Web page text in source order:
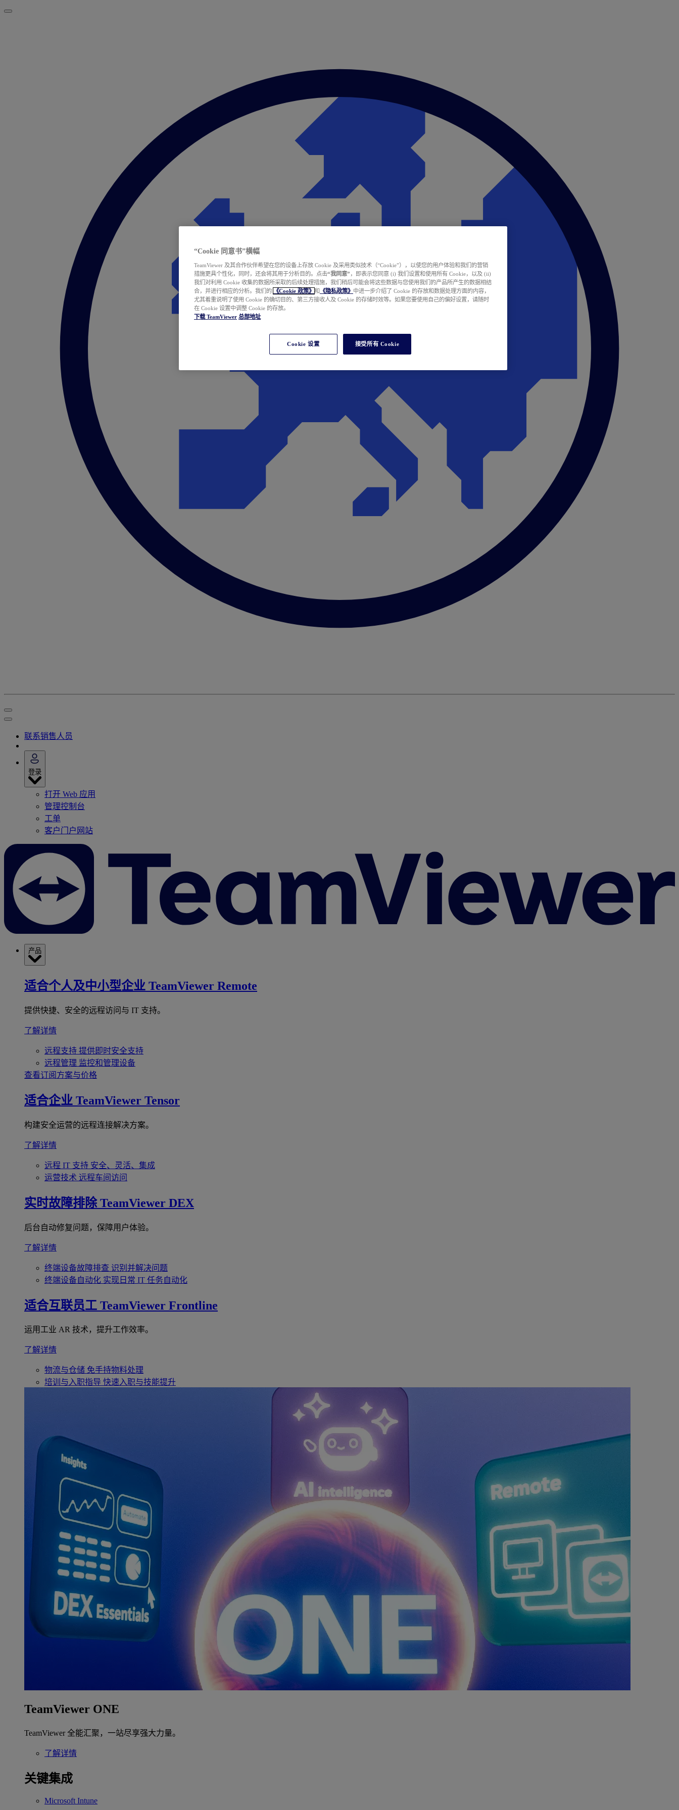
联系销售人员
登录
打开 Web 应用
管理控制台
工单
客户门户网站
产品
适合个人及中小型企业 TeamViewer Remote
提供快捷、安全的远程访问与 IT 支持。
了解详情
远程支持 提供即时安全支持
远程管理 监控和管理设备
查看订阅方案与价格
适合企业 TeamViewer Tensor
构建安全运营的远程连接解决方案。
了解详情
远程 IT 支持 安全、灵活、集成
运营技术 远程车间访问
实时故障排除 TeamViewer DEX
后台自动修复问题，保障用户体验。
了解详情
终端设备故障排查 识别并解决问题
终端设备自动化 实现日常 IT 任务自动化
适合互联员工 TeamViewer Frontline
运用工业 AR 技术，提升工作效率。
了解详情
物流与仓储 免手持物料处理
培训与入职指导 快速入职与技能提升
TeamViewer ONE
TeamViewer 全能汇聚，一站尽享强大力量。
了解详情
关键集成
Microsoft Intune
“Cookie 同意书”横幅
TeamViewer 及其合作伙伴希望在您的设备上存放 Cookie 及采用类似技术（“Cookie”），以使您的用户体验和我们的营销
措施更具个性化，同时，还会将其用于分析目的。点击“我同意” ，即表示您同意 (i) 我们设置和使用所有 Cookie，以及 (ii)
我们对利用 Cookie 收集的数据所采取的后续处理措施，我们稍后可能会将这些数据与您使用我们的产品所产生的数据相结
合，并进行相应的分析。我们的
《Cookie 政策》 和 《隐私政策》 中进一步介绍了 Cookie 的存放和数据处理方面的内容，
尤其着重说明了使用 Cookie 的确切目的、第三方接收人及 Cookie 的存储时效等。如果您要使用自己的偏好设置，请随时
在 Cookie 设置中调整 Cookie 的存放。
下载 TeamViewer 总部地址
Cookie 设置 接受所有 Cookie